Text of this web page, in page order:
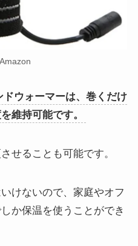
ウォーマーは、巻くだけ
維持可能です。
せることも可能です。
けないので、家庭やオフ
か保温を使うことができ